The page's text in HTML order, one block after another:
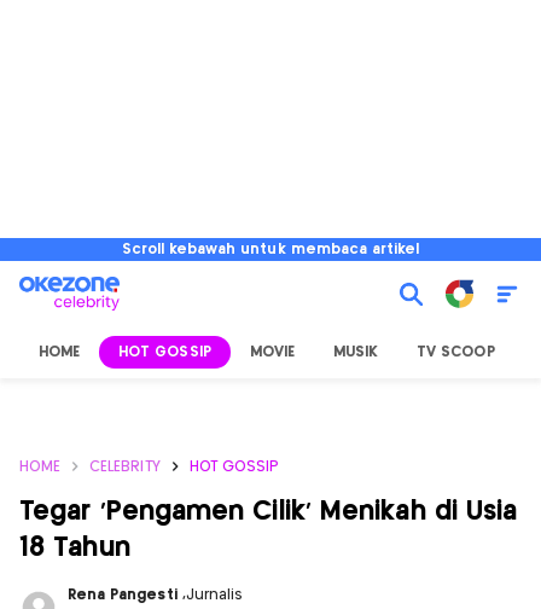
Scroll kebawah untuk membaca artikel
HOME HOT GOSSIP MOVIE MUSIK TV SCOOP
HOME CELEBRITY HOT GOSSIP
Tegar 'Pengamen Cilik' Menikah di Usia
18 Tahun
Rena Pangesti ,Jurnalis